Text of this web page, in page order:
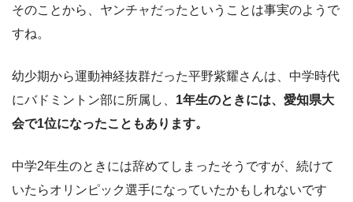
そのことから、ヤンチャだったということは事実のようで
すね。
幼少期から運動神経抜群だった平野紫耀さんは、中学時代
にバドミントン部に所属し、 1年生のときには、愛知県大
会で1位になったこともあります。
中学2年生のときには辞めてしまったそうですが、続けて
いたらオリンピック選手になっていたかもしれないです